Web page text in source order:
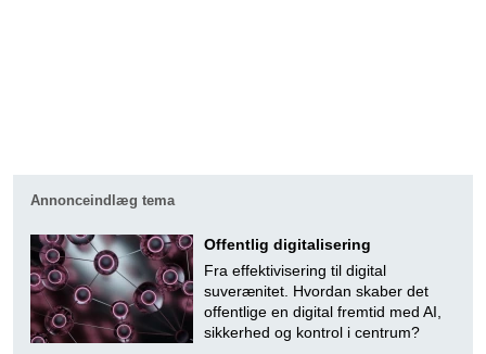
Annonceindlæg tema
Offentlig digitalisering
Fra effektivisering til digital
suverænitet. Hvordan skaber det
offentlige en digital fremtid med AI,
sikkerhed og kontrol i centrum?